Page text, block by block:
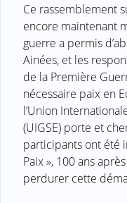
Ce rassemblement
encore maintenant
guerre a permis
Ainées, et les
de la Première
nécessaire paix en
l’Union
(UIGSE) porte et
participants ont été
Paix », 100 ans
perdurer cette